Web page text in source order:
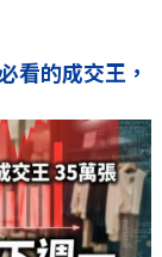
看的成交王，